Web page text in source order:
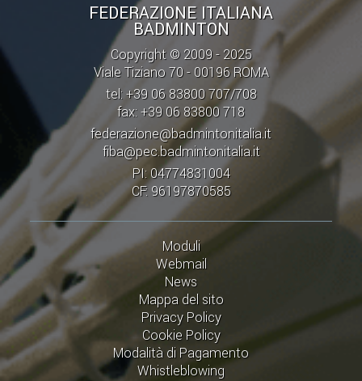
FEDERAZIONE ITALIANA
BADMINTON
Copyright © 2009 - 2025
Viale Tiziano 70 - 00196 ROMA
tel: +39 06 83800 707/708
fax: +39 06 83800 718
federazione@badmintonitalia.it
fiba@pec.badmintonitalia.it
PI: 04774831004
CF: 96197870585
Moduli
Webmail
News
Mappa del sito
Privacy Policy
Cookie Policy
Modalità di Pagamento
Whistleblowing